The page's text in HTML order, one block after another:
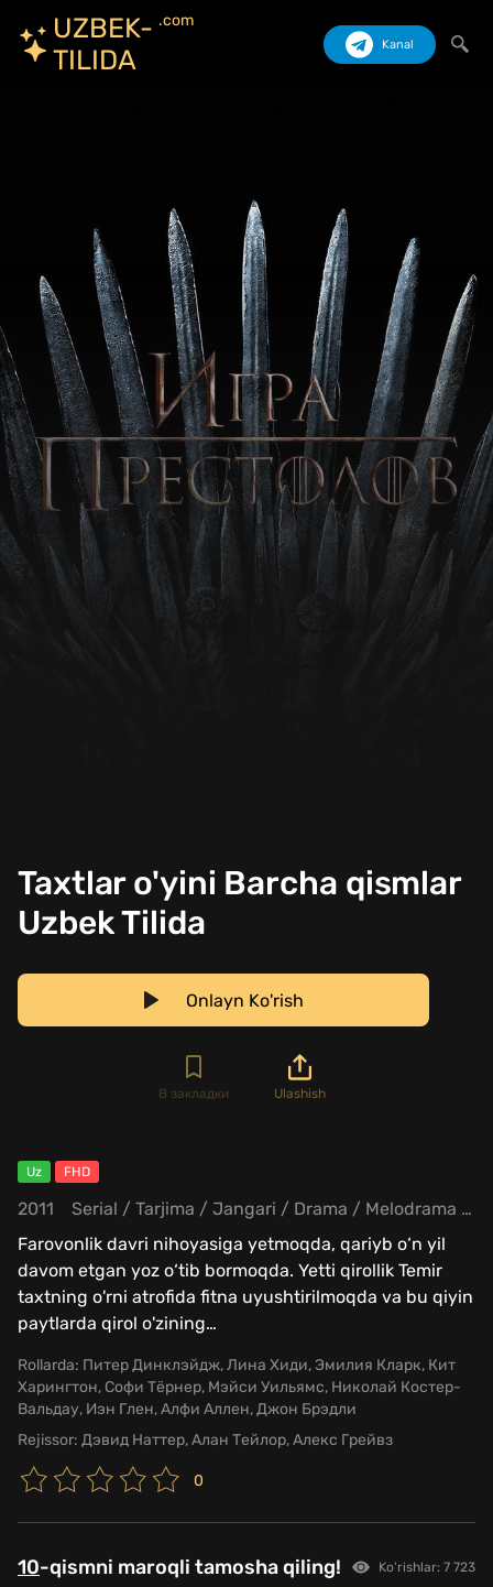
UZBEK-
TILIDA
.com
Kanal
Taxtlar o'yini Barcha qismlar
Uzbek Tilida
Onlayn Ko'rish
В закладки Ulashish
Uz FHD
2011 Serial / Tarjima / Jangari / Drama / Melodrama
Farovonlik davri nihoyasiga yetmoqda, qariyb o‘n yil
davom etgan yoz o‘tib bormoqda. Yetti qirollik Temir
taxtning o'rni atrofida fitna uyushtirilmoqda va bu qiyin
paytlarda qirol o'zining…
Rollarda: Питер Динклэйдж, Лина Хиди, Эмилия Кларк, Кит
Харингтон, Софи Тёрнер, Мэйси Уильямс, Николай Костер-
Вальдау, Иэн Глен, Алфи Аллен, Джон Брэдли
Rejissor: Дэвид Наттер, Алан Тейлор, Алекс Грейвз
0
10-qismni maroqli tamosha qiling! Ko'rishlar: 7 723